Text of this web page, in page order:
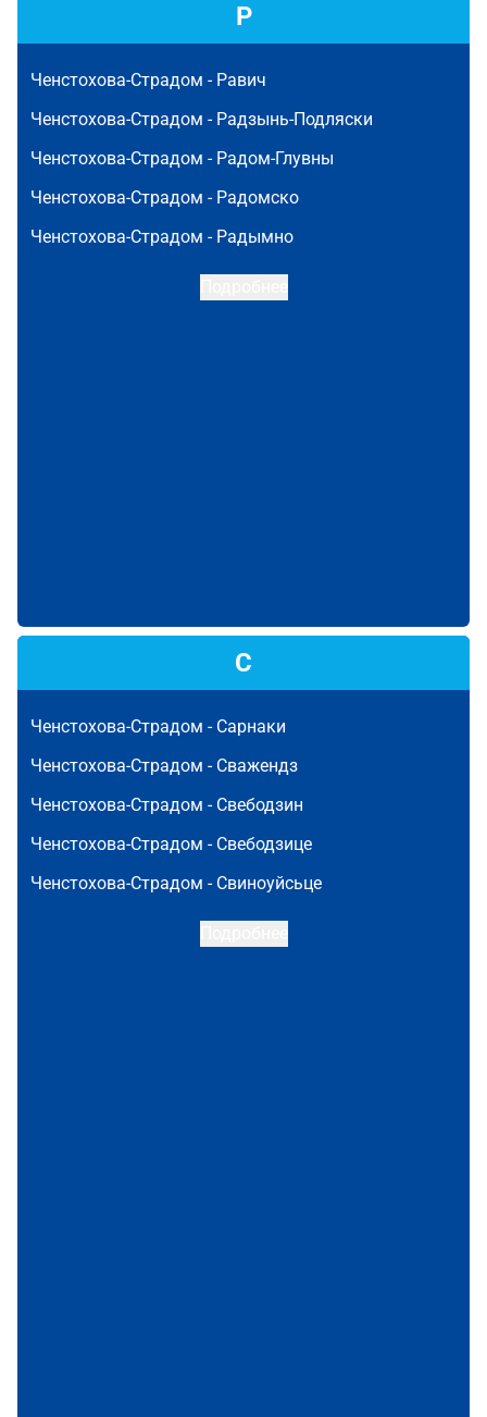
Р
Ченстохова-Страдом - Равич
Ченстохова-Страдом - Радзынь-Подляски
Ченстохова-Страдом - Радом-Глувны
Ченстохова-Страдом - Радомско
Ченстохова-Страдом - Радымно
С
Ченстохова-Страдом - Сарнаки
Ченстохова-Страдом - Сважендз
Ченстохова-Страдом - Свебодзин
Ченстохова-Страдом - Свебодзице
Ченстохова-Страдом - Свиноуйсьце